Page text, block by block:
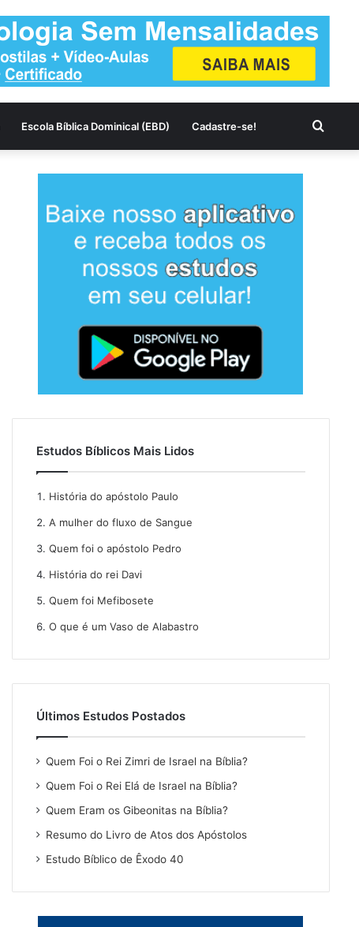
Escola Bíblica Dominical (EBD) Cadastre-se!
Estudos Bíblicos Mais Lidos
História do apóstolo Paulo
A mulher do fluxo de Sangue
Quem foi o apóstolo Pedro
História do rei Davi
Quem foi Mefibosete
O que é um Vaso de Alabastro
Últimos Estudos Postados
Quem Foi o Rei Zimri de Israel na Bíblia?
Quem Foi o Rei Elá de Israel na Bíblia?
Quem Eram os Gibeonitas na Bíblia?
Resumo do Livro de Atos dos Apóstolos
Estudo Bíblico de Êxodo 40